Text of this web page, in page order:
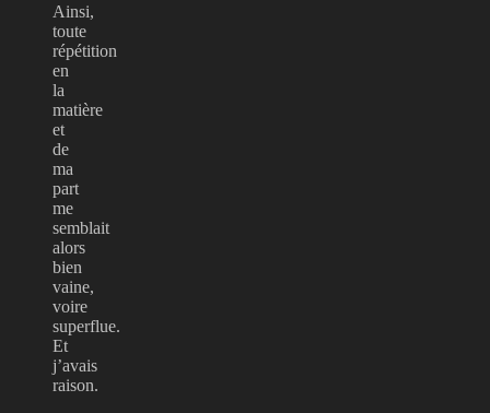
Ainsi,
toute
répétition
en
la
matière
et
de
ma
part
me
semblait
alors
bien
vaine,
voire
superflue.
Et
j’avais
raison.